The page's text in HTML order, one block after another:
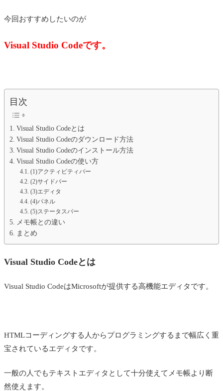
今回おすすめしたいのが
Visual Studio Codeです。
目次
Visual Studio Codeとは
Visual Studio Codeのダウンロード方法
Visual Studio Codeのインストール方法
Visual Studio Codeの使い方
(1)アクティビティバー
(2)サイドバー
(3)エディタ
(4)パネル
(5)ステータスバー
メモ帳との違い
まとめ
Visual Studio Codeとは
Visual Studio CodeはMicrosoftが提供する高機能エディタです。
HTMLコーディングする人からプログラミングするまで幅広く重
宝されているエディタです。
一般の人でもテキストエディタとして十分使えてメモ帳より断
然使えます。